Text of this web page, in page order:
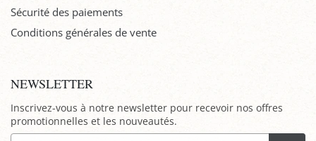
Sécurité des paiements
Conditions générales de vente
NEWSLETTER
Inscrivez-vous à notre newsletter pour recevoir nos offres
promotionnelles et les nouveautés.